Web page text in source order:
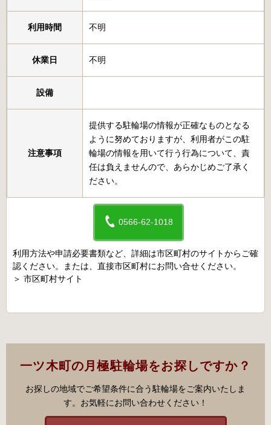
利用時間 不明
休業日 不明
設備
注意事項
提供する駐輪場の情報が正確なものとなる
ように努めておりますが、利用者がこの駐
輪場の情報を用いて行う行為について、責
任は負えませんので、あらかじめご了承く
ださい。
0566-62-1018
利用方法や申請必要書類など、詳細は市区町村のサイトからご確
認ください。または、直接市区町村にお問い合せください。
＞ 市区町村サイト
一ツ木町の月極駐輪場をお探しですか？
お探しの地域でご希望条件に合う駐輪場をご案内いたしま
す。お気軽にお問い合わせください！